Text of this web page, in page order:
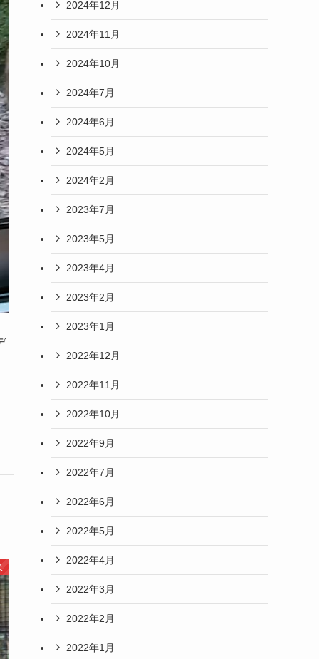
2024年12月
2024年11月
2024年10月
2024年7月
2024年6月
2024年5月
2024年2月
2023年7月
2023年5月
2023年4月
2023年2月
2023年1月
2022年12月
2022年11月
2022年10月
2022年9月
2022年7月
2022年6月
2022年5月
2022年4月
2022年3月
2022年2月
2022年1月